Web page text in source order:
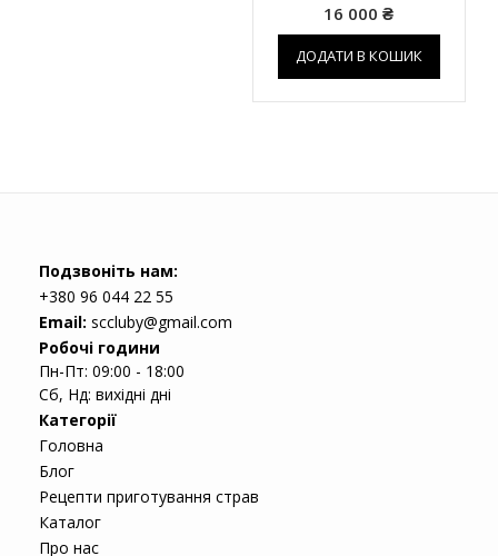
16 000₴
ДОДАТИ В КОШИК
Подзвоніть нам:
+380 96 044 22 55
Email: sccluby@gmail.com
Робочі години
Пн-Пт: 09:00 - 18:00
Сб, Нд: вихідні дні
Категорії
Головна
Блог
Рецепти приготування страв
Каталог
Про нас